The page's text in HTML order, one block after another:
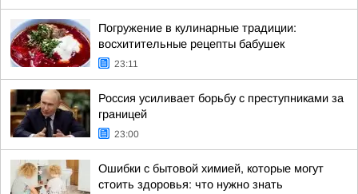
Погружение в кулинарные традиции:
восхитительные рецепты бабушек
23:11
Россия усиливает борьбу с преступниками за
границей
23:00
Ошибки с бытовой химией, которые могут
стоить здоровья: что нужно знать